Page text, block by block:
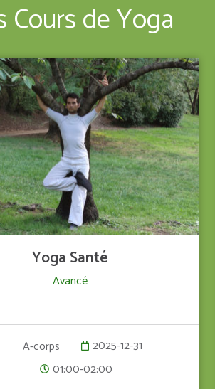
Cours de Yoga
VOIR LE DÉTAIL
Yoga Santé
Avancé
A-corps
2025-12-31
01:00-02:00